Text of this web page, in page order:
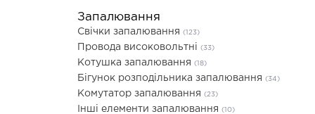
Запалювання
Свічки запалювання (123)
Провода високовольтні (33)
Котушка запалювання (18)
Бігунок розподільника запалювання (34)
Комутатор запалювання (23)
Інші елементи запалювання (10)